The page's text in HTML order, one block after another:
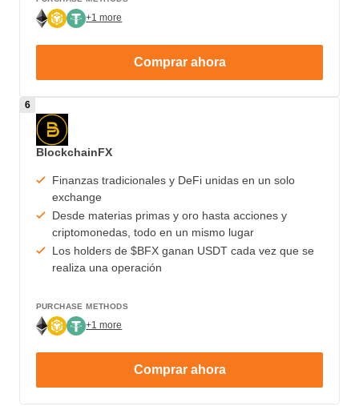
+1 more
Comprar ahora
BlockchainFX
Finanzas tradicionales y DeFi unidas en un solo
exchange
Desde materias primas y oro hasta acciones y
criptomonedas, todo en un mismo lugar
Los holders de $BFX ganan USDT cada vez que se
realiza una operación
PURCHASE METHODS
+1 more
Comprar ahora